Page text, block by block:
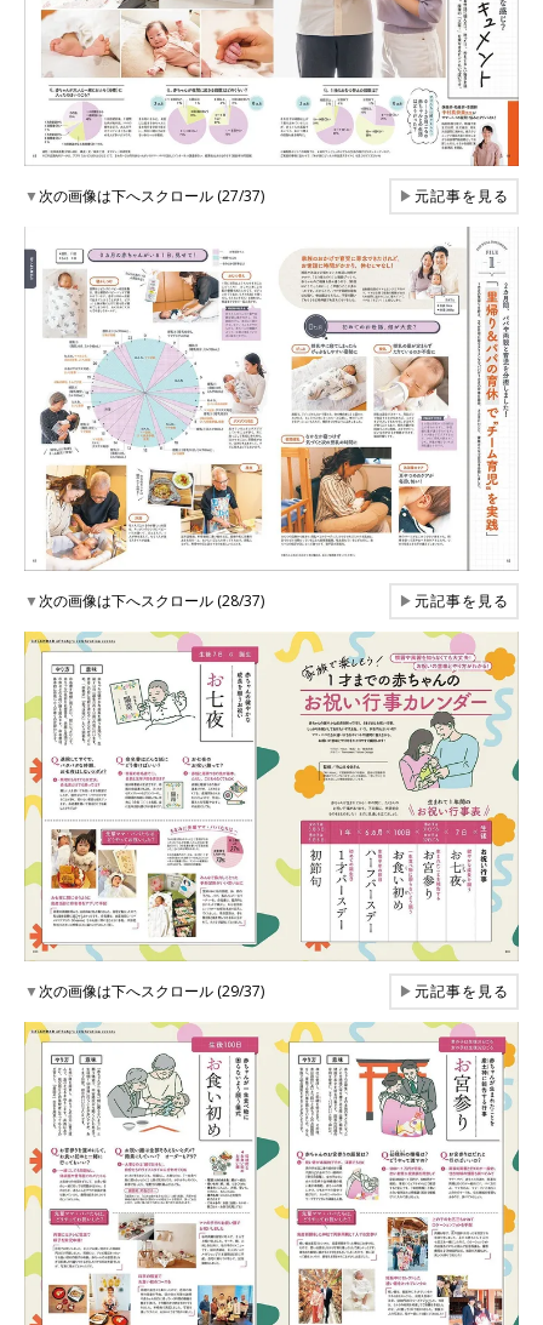
▼次の画像は下へスクロール (27/37) ▶元記事を見る
▼次の画像は下へスクロール (28/37) ▶元記事を見る
▼次の画像は下へスクロール (29/37) ▶元記事を見る